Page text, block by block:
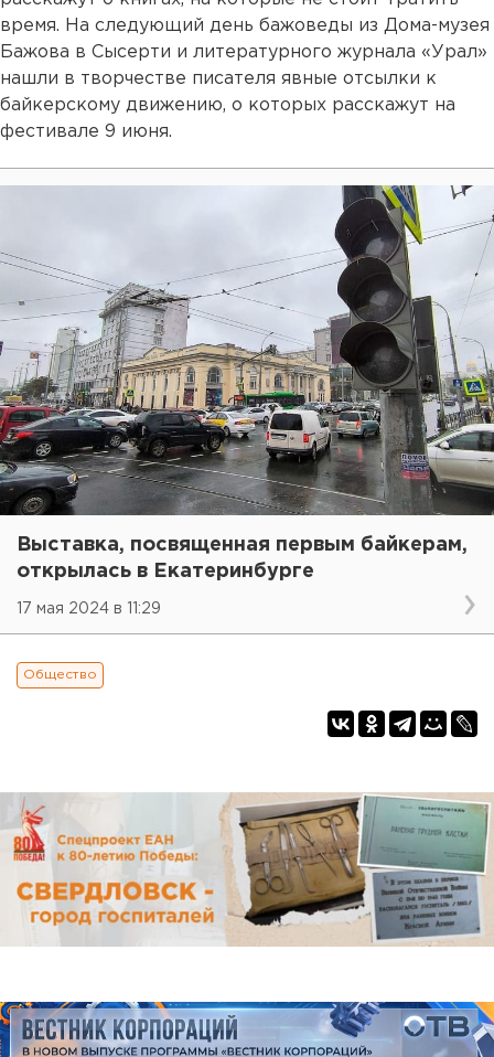
время. На следующий день бажоведы из Дома-музея
Бажова в Сысерти и литературного журнала «Урал»
нашли в творчестве писателя явные отсылки к
байкерскому движению, о которых расскажут на
фестивале 9 июня.
Выставка, посвященная первым байкерам,
открылась в Екатеринбурге
17 мая 2024 в 11:29
Общество